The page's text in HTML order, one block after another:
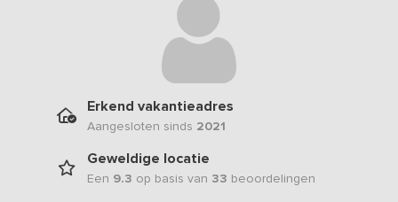
Erkend vakantieadres
Aangesloten sinds 2021
Geweldige locatie
Een 9.3 op basis van 33 beoordelingen